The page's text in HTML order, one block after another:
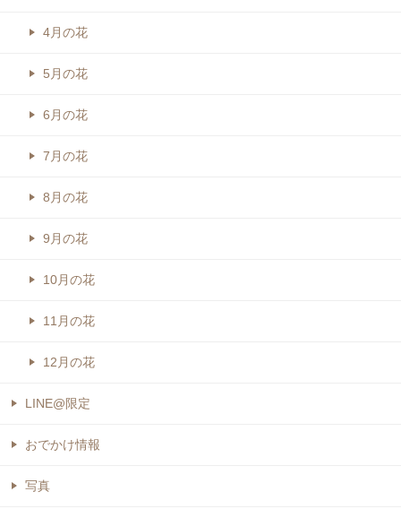
4月の花
5月の花
6月の花
7月の花
8月の花
9月の花
10月の花
11月の花
12月の花
LINE@限定
おでかけ情報
写真